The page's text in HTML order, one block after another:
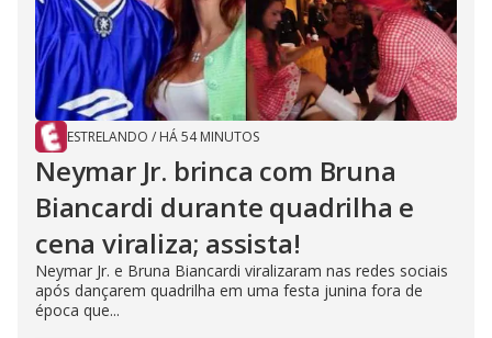
ESTRELANDO / HÁ 54 MINUTOS
Neymar Jr. brinca com Bruna
Biancardi durante quadrilha e
cena viraliza; assista!
Neymar Jr. e Bruna Biancardi viralizaram nas redes sociais
após dançarem quadrilha em uma festa junina fora de
época que...